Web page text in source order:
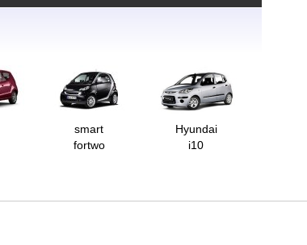
smart
fortwo
Hyundai
i10